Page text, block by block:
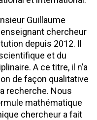
Guillaume
chercheur
depuis 2012. Il
et du
A ce titre, il n’a
de façon qualitative
recherche. Nous
mathématique
chercheur a fait